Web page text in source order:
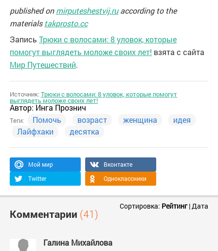
published onmirputeshestvij.ruaccording to the
materials takprosto.cc
Запись Трюки с волосами: 8 уловок, которые
помогут выглядеть моложе своих лет! взята с сайта
Мир Путешествий.
Источник:Трюки с волосами: 8 уловок, которые помогут
выглядеть моложе своих лет!
Автор: Инга Прознич
Теги: Помочь возраст женщина
идея
Лайфхаки
десятка
Мой мир
Вконтакте
Twitter
Одноклассники
Комментарии (41)
Сортировка: Рейтинг|Дата
Галина Михайлова